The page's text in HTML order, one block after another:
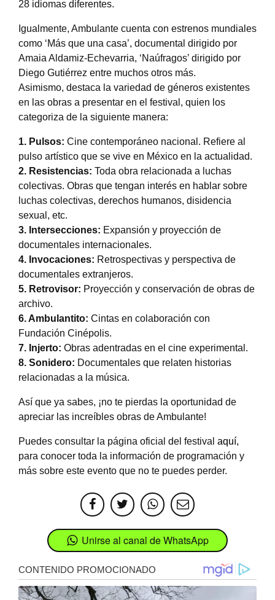
28 idiomas diferentes.
Igualmente, Ambulante cuenta con estrenos mundiales
como ‘Más que una casa’, documental dirigido por
Amaia Aldamiz-Echevarria, ‘Naúfragos’ dirigido por
Diego Gutiérrez entre muchos otros más.
Asimismo, destaca la variedad de géneros existentes
en las obras a presentar en el festival, quien los
categoriza de la siguiente manera:
1. Pulsos: Cine contemporáneo nacional. Refiere al
pulso artístico que se vive en México en la actualidad.
2. Resistencias: Toda obra relacionada a luchas
colectivas. Obras que tengan interés en hablar sobre
luchas colectivas, derechos humanos, disidencia
sexual, etc.
3. Intersecciones: Expansión y proyección de
documentales internacionales.
4. Invocaciones: Retrospectivas y perspectiva de
documentales extranjeros.
5. Retrovisor: Proyección y conservación de obras de
archivo.
6. Ambulantito: Cintas en colaboración con
Fundación Cinépolis.
7. Injerto: Obras adentradas en el cine experimental.
8. Sonidero: Documentales que relaten historias
relacionadas a la música.
Así que ya sabes, ¡no te pierdas la oportunidad de
apreciar las increíbles obras de Ambulante!
Puedes consultar la página oficial del festival aquí,
para conocer toda la información de programación y
más sobre este evento que no te puedes perder.
Unirse al canal de WhatsApp